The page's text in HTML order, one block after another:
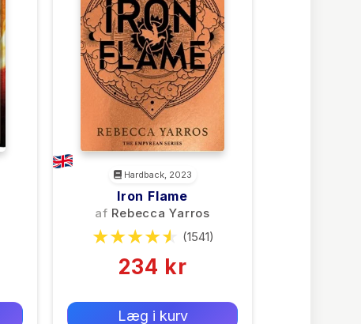
Hardback, 2023
Iron Flame
af Rebecca Yarros
(1541)
234 kr
Læg i kurv